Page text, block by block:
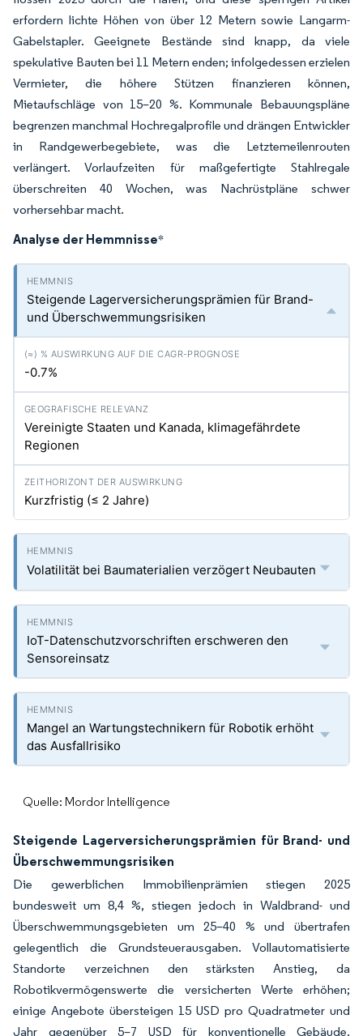
erfordern lichte Höhen von über 12 Metern sowie Langarm-
Gabelstapler. Geeignete Bestände sind knapp, da viele
spekulative Bauten bei 11 Metern enden; infolgedessen erzielen
Vermieter, die höhere Stützen finanzieren können,
Mietaufschläge von 15–20 %. Kommunale Bebauungspläne
begrenzen manchmal Hochregalprofile und drängen Entwickler
in Randgewerbegebiete, was die Letztemeilenrouten
verlängert. Vorlaufzeiten für maßgefertigte Stahlregale
überschreiten 40 Wochen, was Nachrüstpläne schwer
vorhersehbar macht.
Analyse der Hemmnisse*
Steigende Lagerversicherungsprämien für Brand-
und Überschwemmungsrisiken
-0.7%
Vereinigte Staaten und Kanada, klimagefährdete
Regionen
Kurzfristig (≤ 2 Jahre)
Volatilität bei Baumaterialien verzögert Neubauten
IoT-Datenschutzvorschriften erschweren den
Sensoreinsatz
Mangel an Wartungstechnikern für Robotik erhöht
das Ausfallrisiko
Quelle: Mordor Intelligence
Steigende Lagerversicherungsprämien für Brand- und
Überschwemmungsrisiken
Die gewerblichen Immobilienprämien stiegen 2025
bundesweit um 8,4 %, stiegen jedoch in Waldbrand- und
Überschwemmungsgebieten um 25–40 % und übertrafen
gelegentlich die Grundsteuerausgaben. Vollautomatisierte
Standorte verzeichnen den stärksten Anstieg, da
Robotikvermögenswerte die versicherten Werte erhöhen;
einige Angebote übersteigen 15 USD pro Quadratmeter und
Jahr gegenüber 5–7 USD für konventionelle Gebäude.